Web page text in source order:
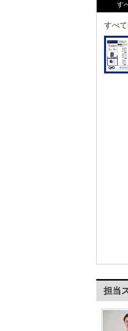
す
すべ
担当